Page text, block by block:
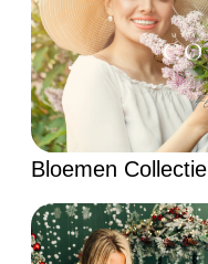
Bloemen Collectie